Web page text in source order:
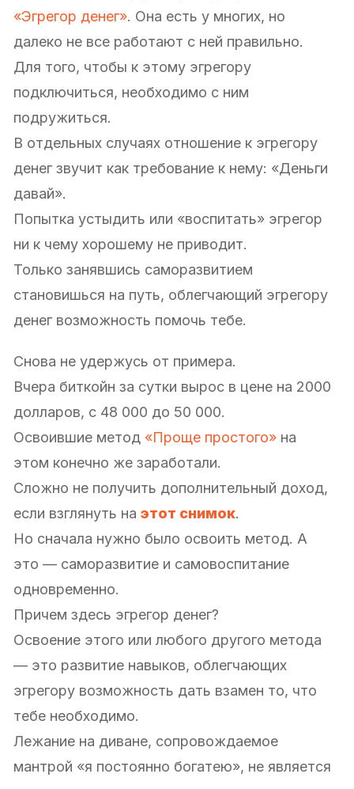
«Эгрегор денег». Она есть у многих, но
далеко не все работают с ней правильно.
Для того, чтобы к этому эгрегору
подключиться, необходимо с ним
подружиться.
В отдельных случаях отношение к эгрегору
денег звучит как требование к нему: «Деньги
давай».
Попытка устыдить или «воспитать» эгрегор
ни к чему хорошему не приводит.
Только занявшись саморазвитием
становишься на путь, облегчающий эгрегору
денег возможность помочь тебе.
Снова не удержусь от примера.
Вчера биткойн за сутки вырос в цене на 2000
долларов, с 48 000 до 50 000.
Освоившие метод «Проще простого» на
этом конечно же заработали.
Сложно не получить дополнительный доход,
если взглянуть на этот снимок.
Но сначала нужно было освоить метод. А
это — саморазвитие и самовоспитание
одновременно.
Причем здесь эгрегор денег?
Освоение этого или любого другого метода
— это развитие навыков, облегчающих
эгрегору возможность дать взамен то, что
тебе необходимо.
Лежание на диване, сопровождаемое
мантрой «я постоянно богатею», не является